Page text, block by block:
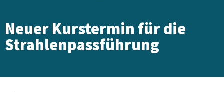
Neuer Kurstermin für die
Strahlenpassführung